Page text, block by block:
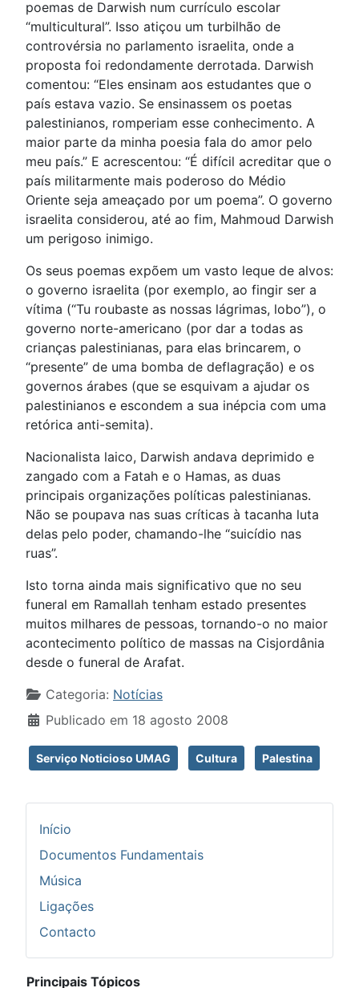
poemas de Darwish num currículo escolar
“multicultural”. Isso atiçou um turbilhão de
controvérsia no parlamento israelita, onde a
proposta foi redondamente derrotada. Darwish
comentou: “Eles ensinam aos estudantes que o
país estava vazio. Se ensinassem os poetas
palestinianos, romperiam esse conhecimento. A
maior parte da minha poesia fala do amor pelo
meu país.” E acrescentou: “É difícil acreditar que o
país militarmente mais poderoso do Médio
Oriente seja ameaçado por um poema”. O governo
israelita considerou, até ao fim, Mahmoud Darwish
um perigoso inimigo.
Os seus poemas expõem um vasto leque de alvos:
o governo israelita (por exemplo, ao fingir ser a
vítima (“Tu roubaste as nossas lágrimas, lobo”), o
governo norte-americano (por dar a todas as
crianças palestinianas, para elas brincarem, o
“presente” de uma bomba de deflagração) e os
governos árabes (que se esquivam a ajudar os
palestinianos e escondem a sua inépcia com uma
retórica anti-semita).
Nacionalista laico, Darwish andava deprimido e
zangado com a Fatah e o Hamas, as duas
principais organizações políticas palestinianas.
Não se poupava nas suas críticas à tacanha luta
delas pelo poder, chamando-lhe “suicídio nas
ruas”.
Isto torna ainda mais significativo que no seu
funeral em Ramallah tenham estado presentes
muitos milhares de pessoas, tornando-o no maior
acontecimento político de massas na Cisjordânia
desde o funeral de Arafat.
Detalhes
Categoria: Notícias
Publicado em 18 agosto 2008
Serviço Noticioso UMAG Cultura Palestina
Início
Documentos Fundamentais
Música
Ligações
Contacto
Principais Tópicos